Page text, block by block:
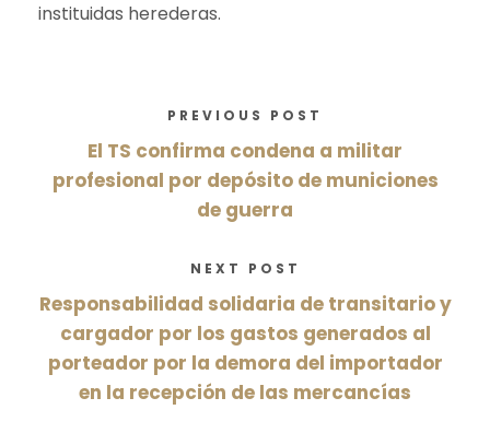
instituidas herederas.
PREVIOUS POST
El TS confirma condena a militar
profesional por depósito de municiones
de guerra
NEXT POST
Responsabilidad solidaria de transitario y
cargador por los gastos generados al
porteador por la demora del importador
en la recepción de las mercancías